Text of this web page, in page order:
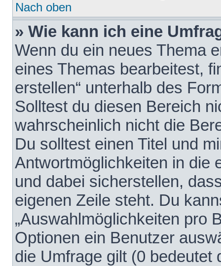
Nach oben
» Wie kann ich eine
Wenn du ein neues Thema
eines Themas bearbeitest,
erstellen“ unterhalb des
Solltest du diesen Bereich
wahrscheinlich nicht die
Du solltest einen Titel und
Antwortmöglichkeiten in die
und dabei sicherstellen,
eigenen Zeile steht. Du
„Auswahlmöglichkeiten pro
Optionen ein Benutzer
die Umfrage gilt (0 bedeutet